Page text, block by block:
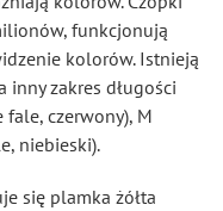
funkcjonują
kolorów. Istnieją
inny zakres długości
czerwony), M
niebieski).
się plamka żółta